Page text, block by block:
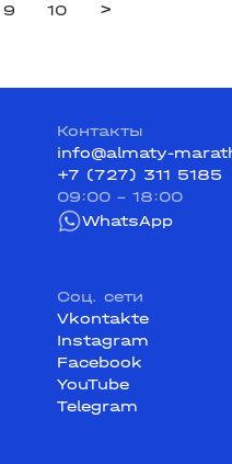
9 10 >
Контакты
info@almaty-
+7 (727) 311 5185
09:00 - 18:00
WhatsApp
Соц. сети
Vkontakte
Instagram
Facebook
YouTube
Telegram